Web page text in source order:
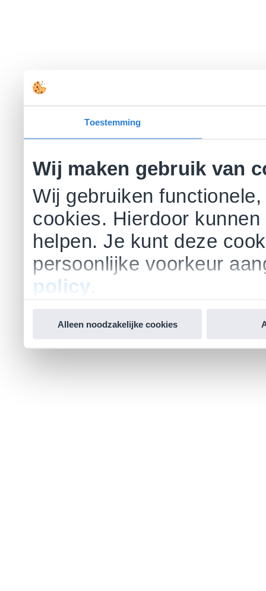
Toestemming
Wij maken gebruik van
Wij gebruiken
cookies. Hierdoor
helpen. Je kunt deze
persoonlijke voorkeur
policy
Alleen noodzakelijke cookies